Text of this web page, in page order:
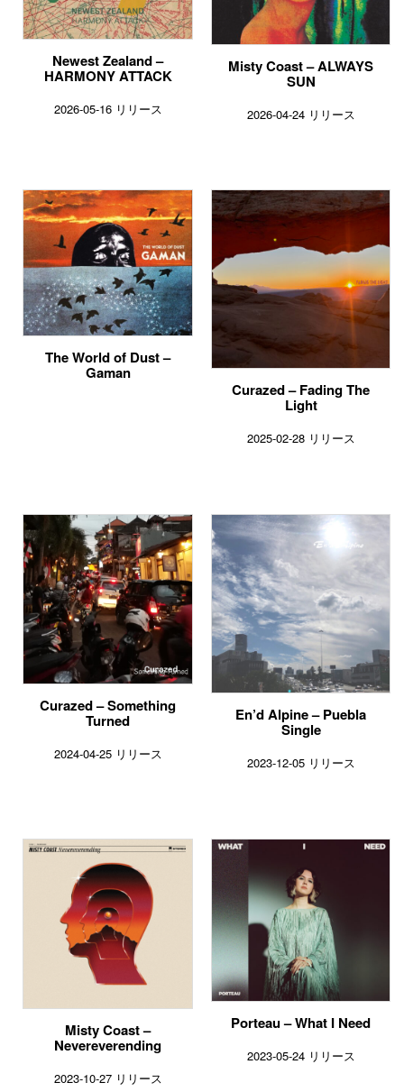
Newest Zealand –
HARMONY ATTACK
2026-05-16 リリース
Misty Coast – ALWAYS
SUN
2026-04-24 リリース
The World of Dust –
Gaman
Curazed – Fading The
Light
2025-02-28 リリース
Curazed – Something
Turned
2024-04-25 リリース
En’d Alpine – Puebla
Single
2023-12-05 リリース
Misty Coast –
Nevereverending
2023-10-27 リリース
Porteau – What I Need
2023-05-24 リリース